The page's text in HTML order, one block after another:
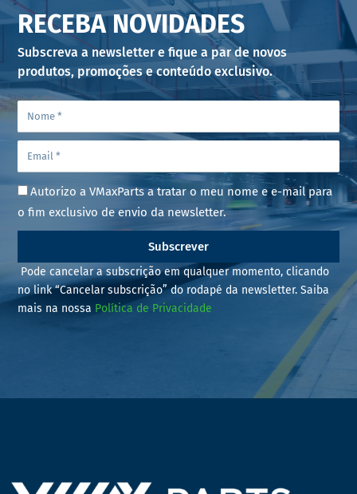
RECEBA NOVIDADES
Subscreva a newsletter e fique a par de novos
produtos, promoções e conteúdo exclusivo.
Autorizo a VMaxParts a tratar o meu nome e e-mail para
o fim exclusivo de envio da newsletter.
Subscrever
Pode cancelar a subscrição em qualquer momento, clicando
no link “Cancelar subscrição” do rodapé da newsletter. Saiba
mais na nossa Política de Privacidade